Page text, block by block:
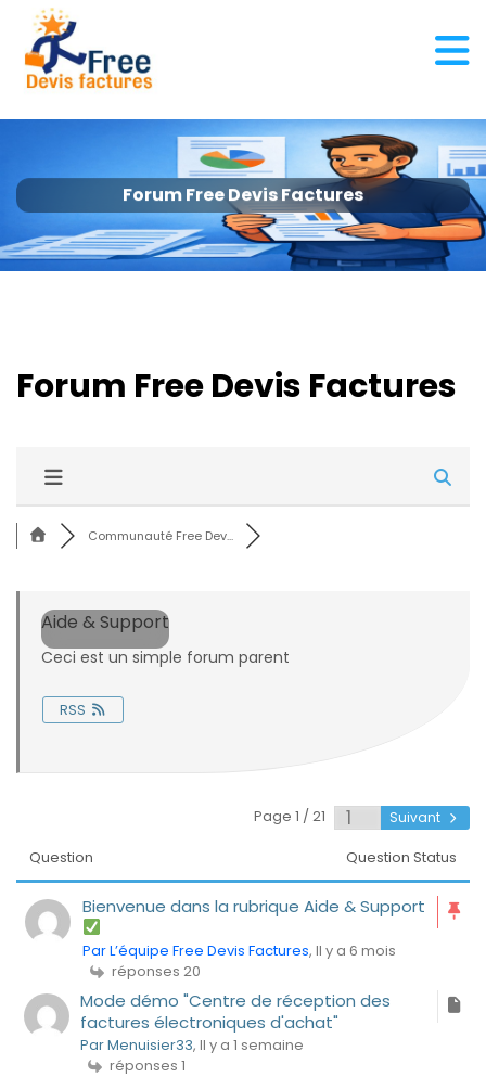
Forum Free Devis Factures
Forum Free Devis Factures
Communauté Free Dev...
Aide & Support
Ceci est un simple forum parent
RSS
Page 1 / 21 Suivant
Question Question Status
Bienvenue dans la rubrique Aide & Support
Par L’équipe Free Devis Factures, Il y a 6 mois
réponses 20
Mode démo "Centre de réception des
factures électroniques d'achat"
Par Menuisier33, Il y a 1 semaine
réponses 1